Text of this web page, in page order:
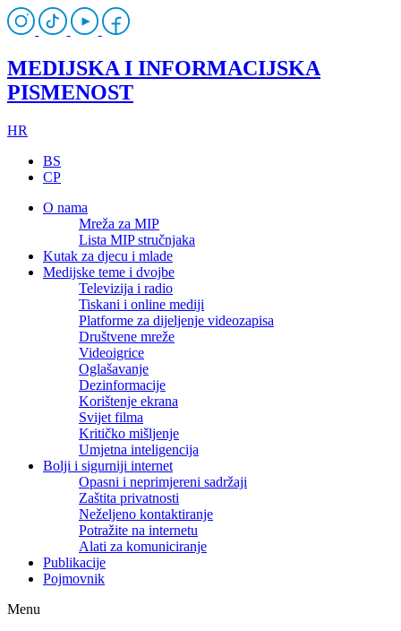
MEDIJSKA I INFORMACIJSKA
PISMENOST
HR
BS
CP
O nama
Mreža za MIP
Lista MIP stručnjaka
Kutak za djecu i mlade
Medijske teme i dvojbe
Televizija i radio
Tiskani i online mediji
Platforme za dijeljenje videozapisa
Društvene mreže
Videoigrice
Oglašavanje
Dezinformacije
Korištenje ekrana
Svijet filma
Kritičko mišljenje
Umjetna inteligencija
Bolji i sigurniji internet
Opasni i neprimjereni sadržaji
Zaštita privatnosti
Neželjeno kontaktiranje
Potražite na internetu
Alati za komuniciranje
Publikacije
Pojmovnik
Menu